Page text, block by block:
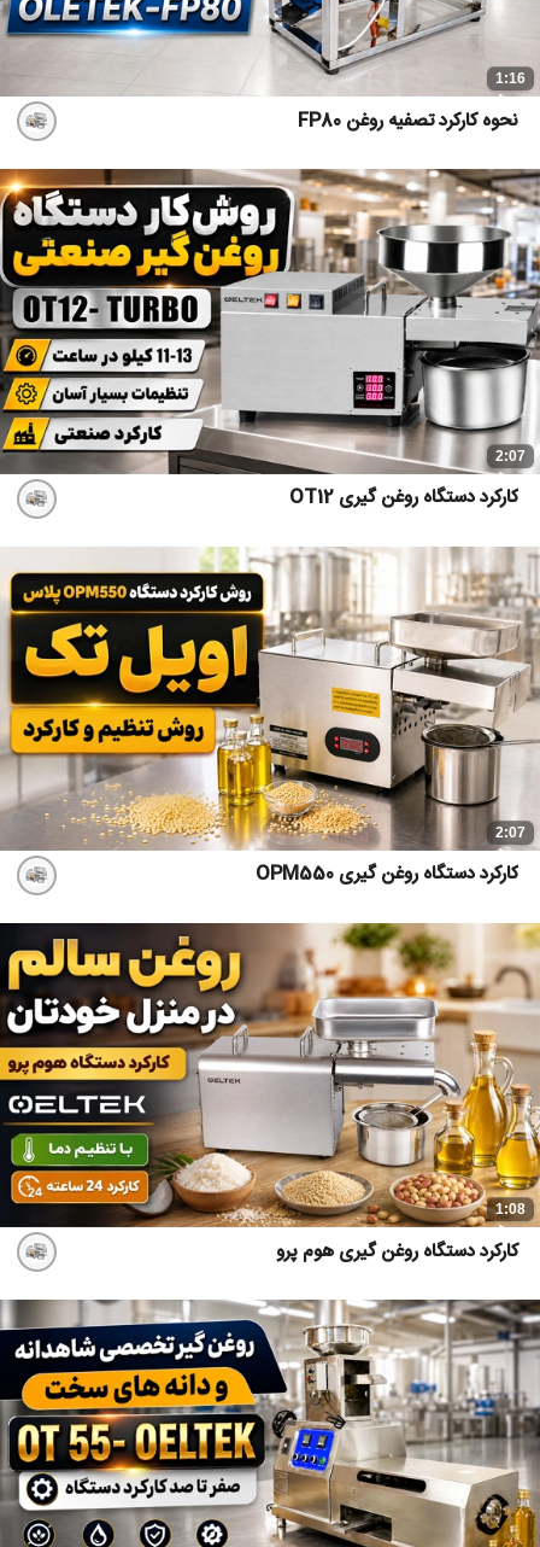
1:16
نحوه کارکرد تصفیه روغن FP80
2:07
کارکرد دستگاه روغن گیری OT12
2:07
کارکرد دستگاه روغن گیری OPM550
1:08
کارکرد دستگاه روغن گیری هوم پرو